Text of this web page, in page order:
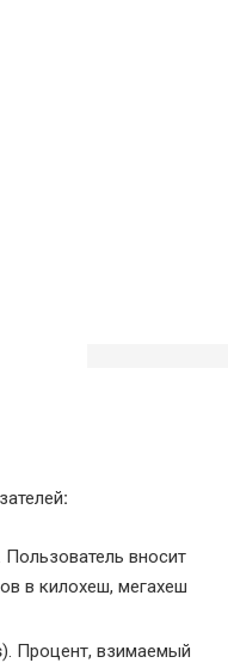
:
Пользователь вносит
в килохеш, мегахеш
). Процент, взимаемый